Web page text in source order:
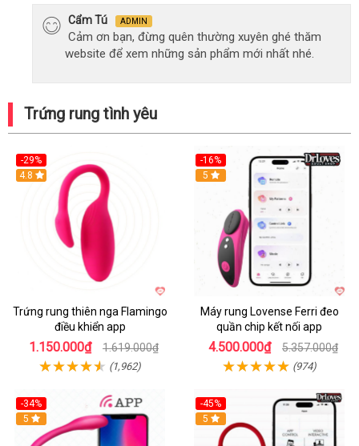
Cẩm Tú ADMIN
Cảm ơn bạn, đừng quên thường xuyên ghé thăm
website để xem những sản phẩm mới nhất nhé.
Trứng rung tình yêu
-29%
Hot
4.8
Trứng rung thiên nga Flamingo
điều khiển app
1.150.000₫ 1.619.000₫
(1,962)
-16%
Hot
5
Máy rung Lovense Ferri đeo
quần chip kết nối app
4.500.000₫ 5.357.000₫
(974)
-34%
5
-45%
Hot
5